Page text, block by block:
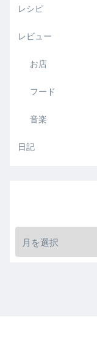
レシピ
レビュー
お店
フード
音楽
日記